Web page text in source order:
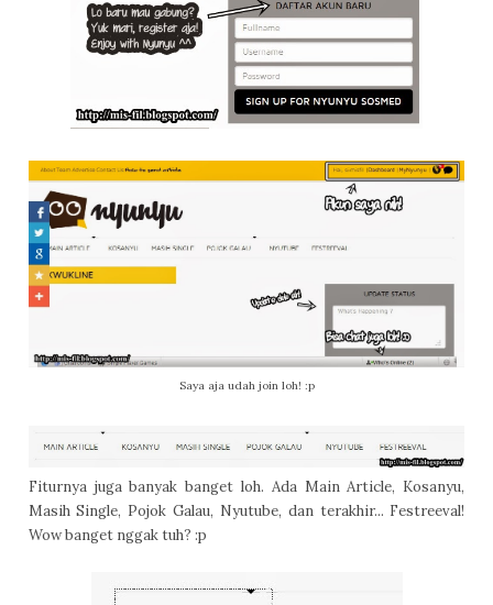
Saya aja udah join loh! :p
Fiturnya juga banyak banget loh. Ada Main Article, Kosanyu,
Masih Single, Pojok Galau, Nyutube, dan terakhir... Festreeval!
Wow banget nggak tuh? :p